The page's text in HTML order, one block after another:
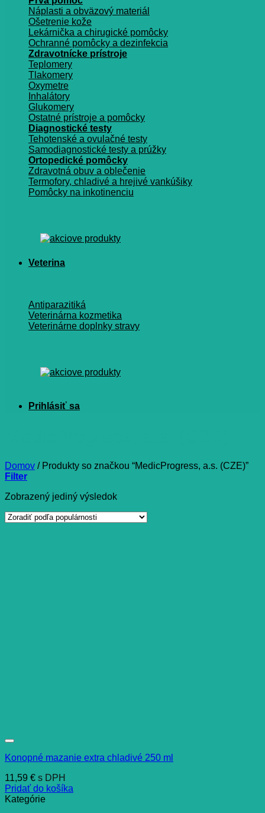
Náplasti a obväzový materiál
Ošetrenie kože
Lekárnička a chirugické pomôcky
Ochranné pomôcky a dezinfekcia
Zdravotnícke prístroje
Teplomery
Tlakomery
Oxymetre
Inhalátory
Glukomery
Ostatné prístroje a pomôcky
Diagnostické testy
Tehotenské a ovulačné testy
Samodiagnostické testy a prúžky
Ortopedické pomôcky
Zdravotná obuv a oblečenie
Termofory, chladivé a hrejivé vankúšiky
Pomôcky na inkotinenciu
Veterina
Antiparazitiká
Veterinárna kozmetika
Veterinárne doplnky stravy
Domov /Produkty so značkou “MedicProgress, a.s. (CZE)”
Filter
Zobrazený jediný výsledok
Konopné mazanie extra chladivé 250 ml
11,59 € s DPH
Pridať do košíka
Kategórie